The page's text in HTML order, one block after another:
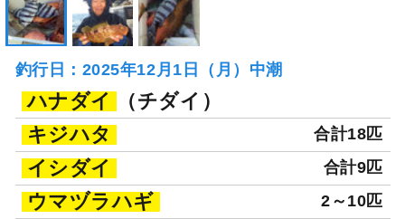
釣行日：2025年12月1日（月）中潮
ハナダイ
（チダイ）
キジハタ
合計18匹
イシダイ 合計9匹
ウマヅラハギ 2～10匹